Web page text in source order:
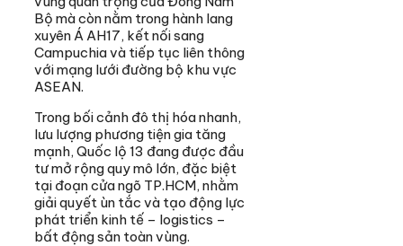
Bộ mà còn nằm trong hành lang
xuyên Á AH17, kết nối sang
Campuchia và tiếp tục liên thông
với mạng lưới đường bộ khu vực
ASEAN.
Trong bối cảnh đô thị hóa nhanh,
lưu lượng phương tiện gia tăng
mạnh, Quốc lộ 13 đang được đầu
tư mở rộng quy mô lớn, đặc biệt
tại đoạn cửa ngõ TP.HCM, nhằm
giải quyết ùn tắc và tạo động lực
phát triển kinh tế – logistics –
bất động sản toàn vùng.